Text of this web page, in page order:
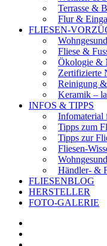
Terrasse &
Flur &
FLIESEN-
Fliese &
Ökologie &
Zertifizierte
Reinigung
Keramik –
INFOS & TIPPS
Infomaterial
Tipps zum
Tipps zur
Fliesen-
Händler- &
FLIESENBLOG
HERSTELLER
FOTO-GALERIE